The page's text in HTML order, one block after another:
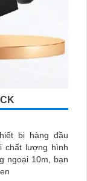
bị hàng đầu
ngoại 10m, bạn